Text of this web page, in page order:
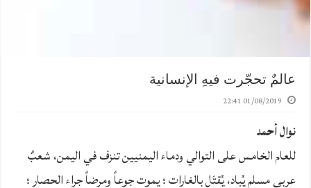
عالمٌ تحجّرت فيهِ الإنسانية
01/08/2019 22:41
نوال أحمد
للعام الخامس على التوالي ودماء اليمنيين تنزف في اليمن، شعبٌ
عربي مسلم يُباد، يُقتَل بالغارات ؛ يموت جوعاً ومرضاً جراء الحصار ؛